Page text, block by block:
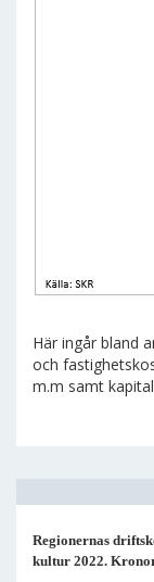
Här ingår bland
och
m.m samt
Regionernas
kultur 2022.